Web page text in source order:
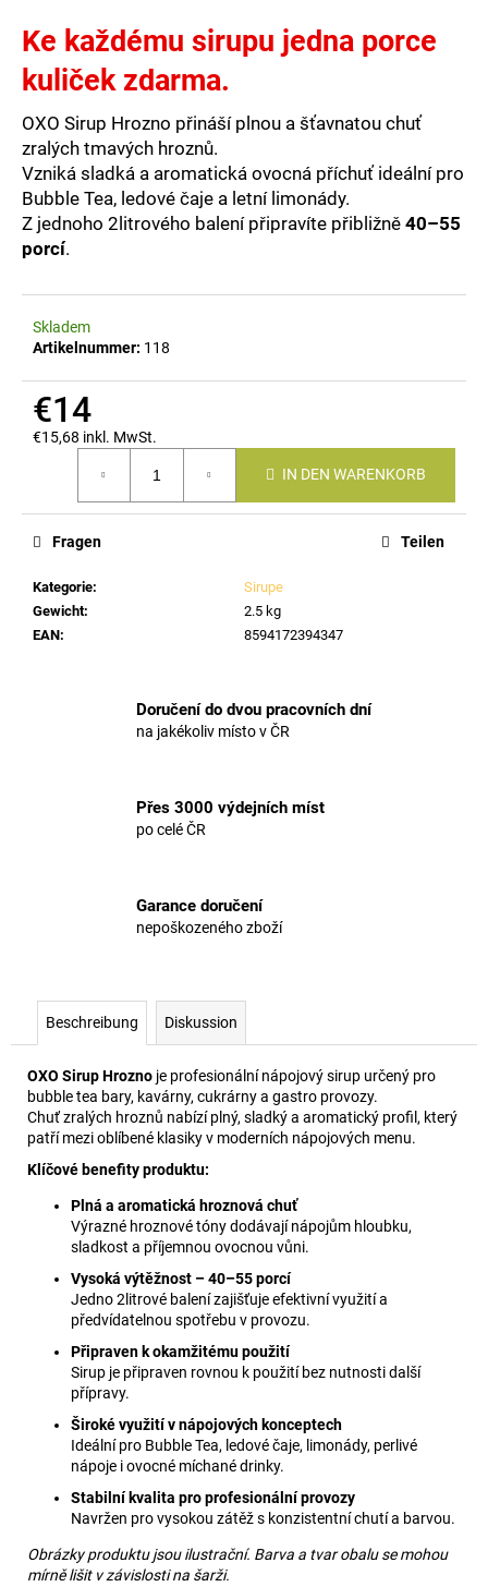
Ke každému sirupu jedna porce
kuliček zdarma.
OXO Sirup Hrozno přináší plnou a šťavnatou chuť
zralých tmavých hroznů.
Vzniká sladká a aromatická ovocná příchuť ideální pro
Bubble Tea, ledové čaje a letní limonády.
Z jednoho 2litrového balení připravíte přibližně 40–55
porcí.
Skladem
Artikelnummer: 118
€14
€15,68 inkl. MwSt.
IN DEN WARENKORB
Kategorie:
Sirupe
Gewicht:
2.5 kg
EAN: 8594172394347
Fragen Teilen
Doručení do dvou pracovních dní
na jakékoliv místo v ČR
Přes 3000 výdejních míst
po celé ČR
Garance doručení
nepoškozeného zboží
Beschreibung Diskussion
OXO Sirup Hrozno je profesionální nápojový sirup určený pro
bubble tea bary, kavárny, cukrárny a gastro provozy.
Chuť zralých hroznů nabízí plný, sladký a aromatický profil, který
patří mezi oblíbené klasiky v moderních nápojových menu.
Klíčové benefity produktu:
Plná a aromatická hroznová chuť
Výrazné hroznové tóny dodávají nápojům hloubku,
sladkost a příjemnou ovocnou vůni.
Vysoká výtěžnost – 40–55 porcí
Jedno 2litrové balení zajišťuje efektivní využití a
předvídatelnou spotřebu v provozu.
Připraven k okamžitému použití
Sirup je připraven rovnou k použití bez nutnosti další
přípravy.
Široké využití v nápojových konceptech
Ideální pro Bubble Tea, ledové čaje, limonády, perlivé
nápoje i ovocné míchané drinky.
Stabilní kvalita pro profesionální provozy
Navržen pro vysokou zátěž s konzistentní chutí a barvou.
Obrázky produktu jsou ilustrační. Barva a tvar obalu se mohou
mírně lišit v závislosti na šarži.
SUCHEN
W
i
r
e
p
e
n